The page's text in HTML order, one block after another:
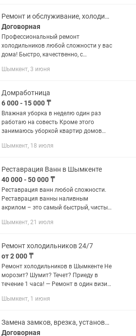
Ремонт и обслуживание, холодильников и морозильников
Договорная
Профессиональный ремонт
холодильников любой сложности у вас
дома! Быстро, качественно, с
Что мы предлагаем: ✅ Выезд и
✅...
Шымкент, 3 июня
Домработница
6 000 - 15 000 ₸
Влажная уборка в неделю один раз
работаю на совесть Кроме этого
занимаюсь уборкой квартир домов
Шымкент, 18 июля
Реставрация Ванн в Шымкенте
40 000 - 50 000 ₸
Реставрация ванн любой сложности.
Реставрация ванны наливным
акрилом – это самый быстрый, чистый,
сегодняшний день. Кант между
вид...
Шымкент, 21 июля
Ремонт холодильников 24/7
от 2 000 ₸
Ремонт холодильников в Шымкенте Не
морозит? Шумит? Течет? Приеду в
течение 1 часа! — Ремонт в один визит
марками (Samsung, LG, Indesit и др.) —
Шымкент, 1 июня
Замена замков, врезка, установка, вскрытие ремонт заменить замок
Договорная